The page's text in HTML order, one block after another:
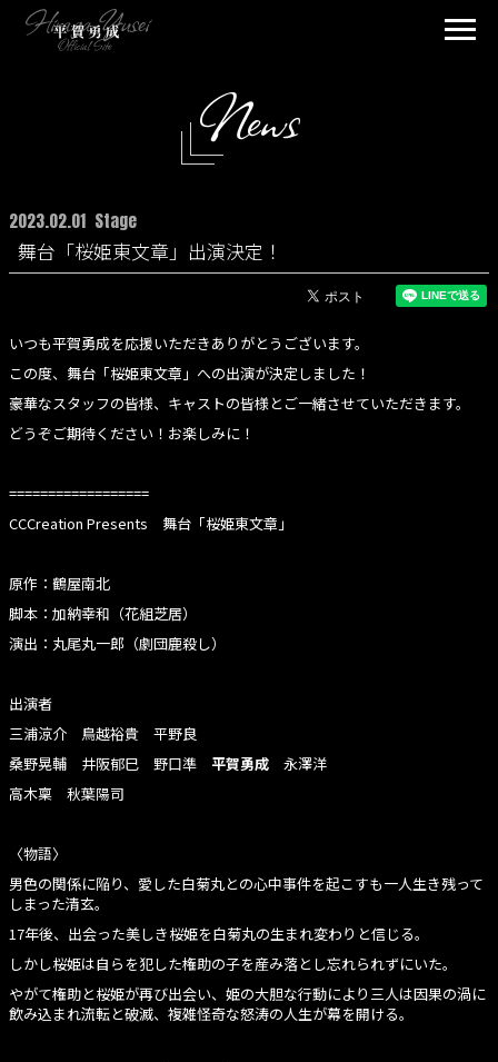
News
2023.02.01 Stage
舞台「桜姫東文章」出演決定！
いつも平賀勇成を応援いただきありがとうございます。
この度、舞台「桜姫東文章」への出演が決定しました！
豪華なスタッフの皆様、キャストの皆様とご一緒させていただきます。
どうぞご期待ください！お楽しみに！
==================
CCCreation Presents 舞台「桜姫東文章」
原作：鶴屋南北
脚本：加納幸和（花組芝居）
演出：丸尾丸一郎（劇団鹿殺し）
出演者
三浦涼介 鳥越裕貴 平野良
桑野晃輔 井阪郁巳 野口準 平賀勇成 永澤洋
高木稟 秋葉陽司
〈物語〉
男色の関係に陥り、愛した白菊丸との心中事件を起こすも一人生き残って
しまった清玄。
17年後、出会った美しき桜姫を白菊丸の生まれ変わりと信じる。
しかし桜姫は自らを犯した権助の子を産み落とし忘れられずにいた。
やがて権助と桜姫が再び出会い、姫の大胆な行動により三人は因果の渦に
飲み込まれ流転と破滅、複雑怪奇な怒涛の人生が幕を開ける。